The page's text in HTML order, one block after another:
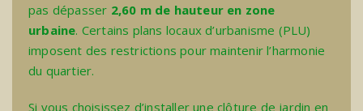
pas dépasser 2,60 m de hauteur en zone
urbaine. Certains plans locaux d’urbanisme (PLU)
imposent des restrictions pour maintenir l’harmonie
du quartier.
Si vous choisissez d’installer une clôture de jardin en